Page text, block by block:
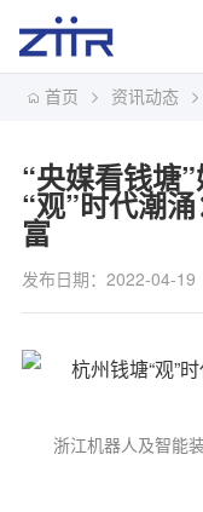
首页 资讯动态
“央媒看钱塘
“观”时代潮
富
发布日期：2022-04-19
浙江机器人及智能